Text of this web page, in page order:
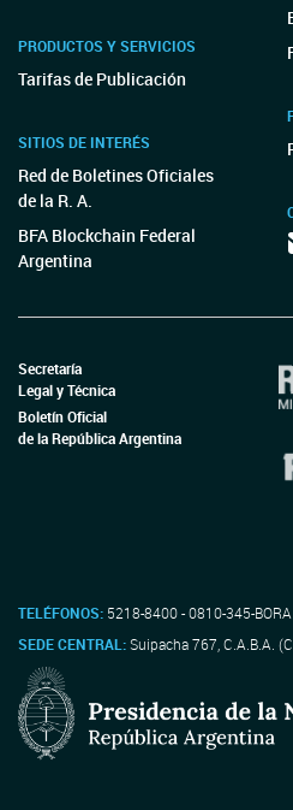
PRODUCTOS Y SERVICIOS
Tarifas de Publicación
SITIOS DE INTERÉS
Red de Boletines Oficiales
de la R. A.
BFA Blockchain Federal
Argentina
Secretaría
Legal y Técnica
Boletín Oficial
de la República Argentina
TELÉFONOS: 5218-8400 - 0810-345-
SEDE CENTRAL:Suipacha 767, C.A.B.A.